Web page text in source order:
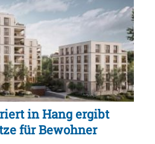
in Hang ergibt
für Bewohner